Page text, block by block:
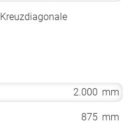
Kreuzdiagonale
2.000 mm
875 mm